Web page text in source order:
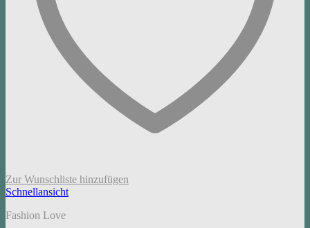
Zur Wunschliste hinzufügen
Schnellansicht
Fashion Love